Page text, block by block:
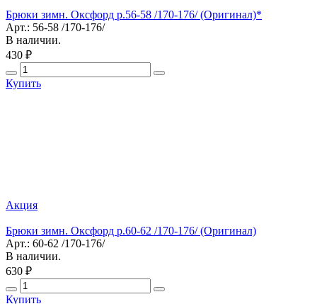
Брюки зимн. Оксфорд р.56-58 /170-176/ (Оригинал)*
Арт.: 56-58 /170-176/
В наличии.
430 ₽
Купить
Акция
Брюки зимн. Оксфорд р.60-62 /170-176/ (Оригинал)
Арт.: 60-62 /170-176/
В наличии.
630 ₽
Купить